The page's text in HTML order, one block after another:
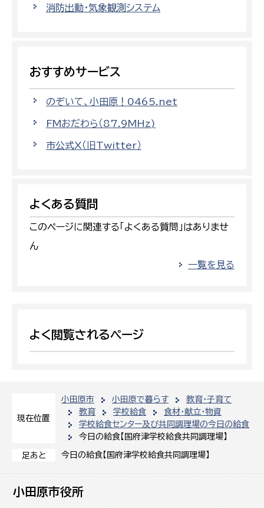
現在位置
小田原市 小田原で暮らす
教育・子育て
教育
学校給食
食材・献立・物資
学校給食センター及び共同調理場の今日の給食
今日の給食【国府津学校給食共同調理場】
足あと 今日の給食【国府津学校給食共同調理場】
消防出動・気象観測システム
おすすめサービス
のぞいて、小田原！0465.net
FMおだわら（87.9MHz)
市公式X（旧Twitter）
よくある質問
このページに関連する「よくある質問」はありませ
ん
一覧を見る
よく閲覧されるページ
小田原市役所